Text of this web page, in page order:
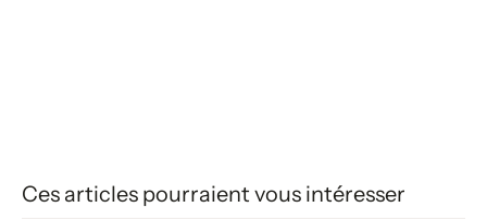
Ces articles pourraient vous intéresser